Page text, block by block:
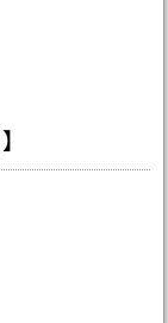
】